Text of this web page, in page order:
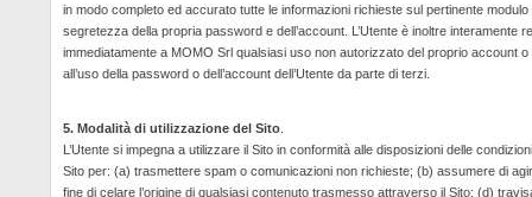
in modo completo ed accurato tutte le informazioni richieste sul pertinente
segretezza della propria password e dell’account. L’Utente è inoltre
immediatamente a MOMO Srl qualsiasi uso non autorizzato del proprio account
all’uso della password o dell’account dell’Utente da parte di terzi.
5. Modalità di utilizzazione del Sito
L’Utente si impegna a utilizzare il Sito in conformità alle disposizioni delle
Sito per: (a) trasmettere spam o comunicazioni non richieste; (b) assumere di
fine di celare l’origine di qualsiasi contenuto trasmesso attraverso il Sito; (d)